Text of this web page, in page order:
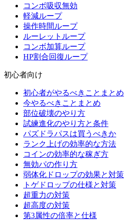
コンボ吸収無効
軽減ループ
操作時間ループ
ルーレットループ
コンボ加算ループ
HP割合回復ループ
初心者向け
初心者がやるべきことまとめ
今やるべきことまとめ
部位破壊のやり方
試練進化のやり方と条件
パズドラパスは買うべきか
ランク上げの効率的な方法
コインの効率的な稼ぎ方
無効パの作り方
弱体化ドロップの効果と対策
トゲドロップの仕様と対策
超重力の対策
超高度の対策
第3属性の倍率と仕様